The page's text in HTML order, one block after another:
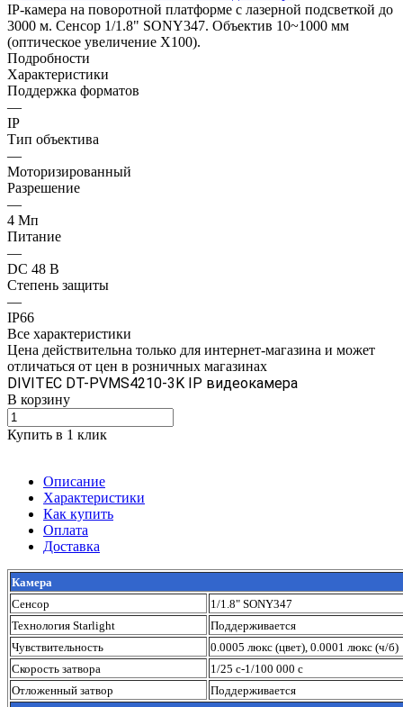
IP-камера на поворотной платформе c лазерной подсветкой до
3000 м. Сенсор 1/1.8" SONY347. Объектив 10~1000 мм
(оптическое увеличение Х100).
Подробности
Характеристики
Поддержка форматов
—
IP
Тип объектива
—
Моторизированный
Разрешение
—
4 Mп
Питание
—
DC 48 В
Степень защиты
—
IP66
Все характеристики
Цена действительна только для интернет-магазина и может
отличаться от цен в розничных магазинах
DIVITEC DT-PVMS4210-3K IP видеокамера
В корзину
Купить в 1 клик
Описание
Характеристики
Как купить
Оплата
Доставка
Камера
Сенсор
1/1.8" SONY347
Технология Starlight
Поддерживается
Чувствительность
0.0005 люкс (цвет), 0.0001 люкс (ч/б)
Скорость затвора
1/25 с-1/100 000 с
Отложенный затвор
Поддерживается